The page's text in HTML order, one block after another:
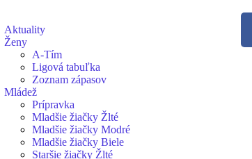
Aktuality
Ženy
A-Tím
Ligová tabuľka
Zoznam zápasov
Mládež
Prípravka
Mladšie žiačky Žlté
Mladšie žiačky Modré
Mladšie žiačky Biele
Staršie žiačky Žlté